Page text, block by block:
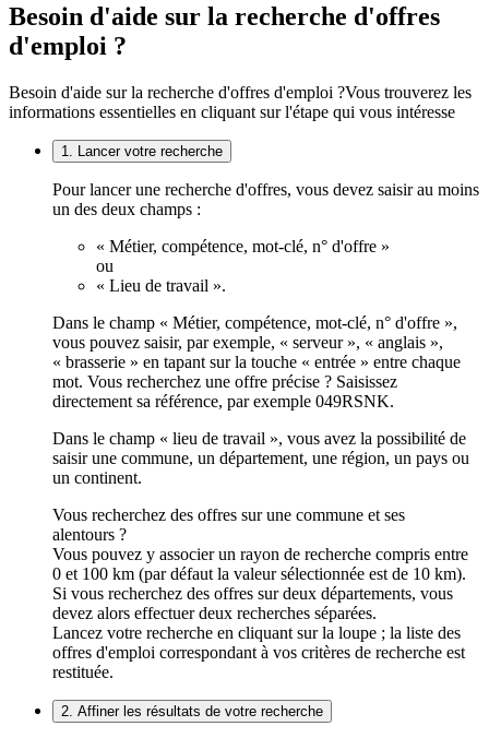
Besoin d'aide sur la recherche d'offres
d'emploi ?
Besoin d'aide sur la recherche d'offres d'emploi ?Vous trouverez les
informations essentielles en cliquant sur l'étape qui vous intéresse
1. Lancer votre recherche
Pour lancer une recherche d'offres, vous devez saisir au moins
un des deux champs :
« Métier, compétence, mot-clé, n° d'offre »
ou
« Lieu de travail ».
Dans le champ « Métier, compétence, mot-clé, n° d'offre »,
vous pouvez saisir, par exemple, « serveur », « anglais »,
« brasserie » en tapant sur la touche « entrée » entre chaque
mot. Vous recherchez une offre précise ? Saisissez
directement sa référence, par exemple 049RSNK.
Dans le champ « lieu de travail », vous avez la possibilité de
saisir une commune, un département, une région, un pays ou
un continent.
Vous recherchez des offres sur une commune et ses
alentours ?
Vous pouvez y associer un rayon de recherche compris entre
0 et 100 km (par défaut la valeur sélectionnée est de 10 km).
Si vous recherchez des offres sur deux départements, vous
devez alors effectuer deux recherches séparées.
Lancez votre recherche en cliquant sur la loupe ; la liste des
offres d'emploi correspondant à vos critères de recherche est
restituée.
2. Affiner les résultats de votre recherche